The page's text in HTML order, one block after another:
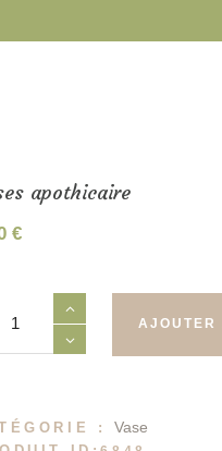
apothicaire
€
AJOUTER
: Vase